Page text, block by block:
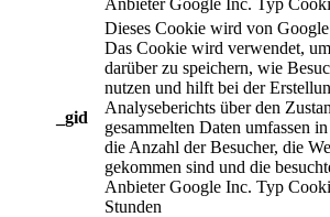
Anbieter Google Inc. Typ
_gid
Dieses Cookie wird von
Das Cookie wird verwendet,
darüber zu speichern, wie
nutzen und hilft bei der
Analyseberichts über den
gesammelten Daten umfassen
die Anzahl der Besucher, die
gekommen sind und die
Anbieter Google Inc. Typ
Stunden